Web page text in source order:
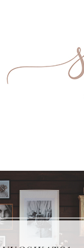
MIKÄ TEKEE